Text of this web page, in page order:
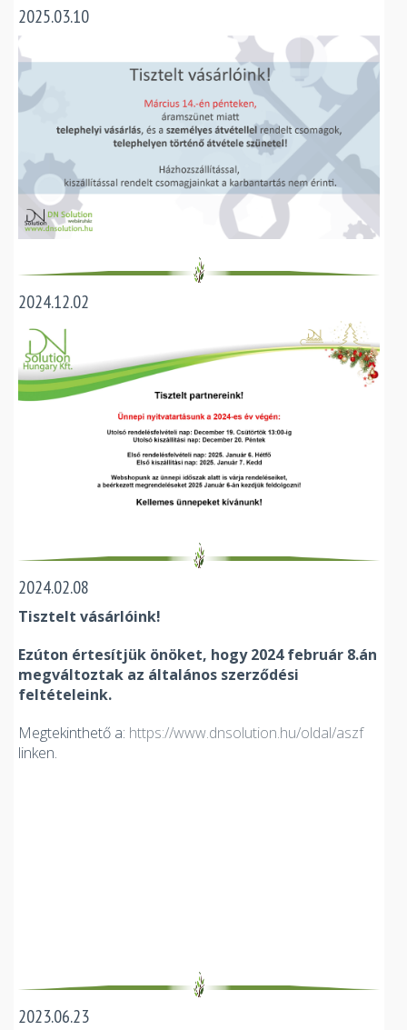
2025.03.10
2024.12.02
2024.02.08
Tisztelt vásárlóink!
Ezúton értesítjük önöket, hogy 2024 február 8.án
megváltoztak az általános szerződési
feltételeink.
Megtekinthető a: https://www.dnsolution.hu/oldal/aszf
linken.
2023.06.23